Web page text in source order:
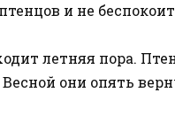
и не
летняя пора.
они опять